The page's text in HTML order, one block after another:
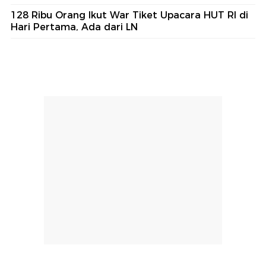
128 Ribu Orang Ikut War Tiket Upacara HUT RI di
Hari Pertama, Ada dari LN